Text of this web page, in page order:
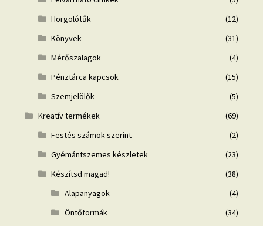
Horgolótűk
(12)
Könyvek
(31)
Mérőszalagok
(4)
Pénztárca kapcsok
(15)
Szemjelölők
(5)
Kreatív termékek
(69)
Festés számok szerint
(2)
Gyémántszemes készletek
(23)
Készítsd magad!
(38)
Alapanyagok
(4)
Öntőformák
(34)